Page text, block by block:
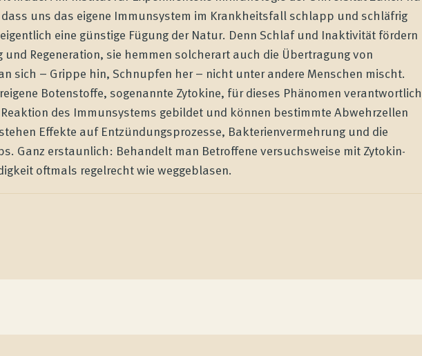
uns das eigene Immunsystem im Krankheitsfall schlapp und schläfrig
eine günstige Fügung der Natur. Denn Schlaf und Inaktivität fördern
Regeneration, sie hemmen solcherart auch die Übertragung von
sich – Grippe hin, Schnupfen her – nicht unter andere Menschen mischt.
Botenstoffe, sogenannte Zytokine, für dieses Phänomen
des Immunsystems gebildet und können bestimmte Abwehrzellen
Effekte auf Entzündungsprozesse, Bakterienvermehrung und die
Ganz erstaunlich: Behandelt man Betroffene versuchsweise mit Zytokin-
oftmals regelrecht wie weggeblasen.